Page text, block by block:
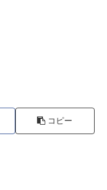
コピー